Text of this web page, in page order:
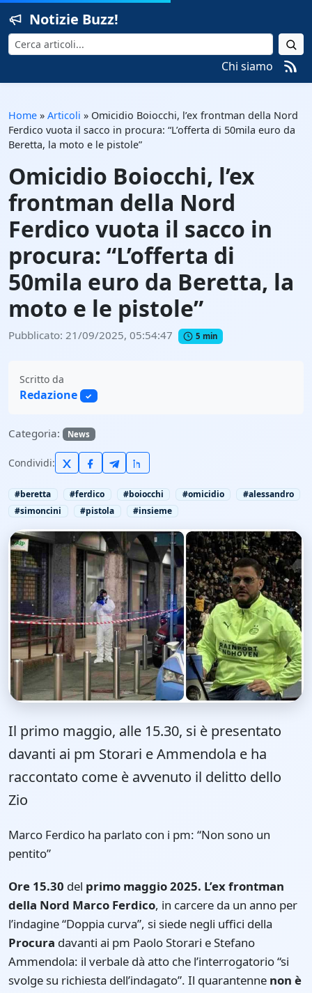
Notizie Buzz!
Cerca
Chi siamo
Home » Articoli » Omicidio Boiocchi, l’ex frontman della Nord
Ferdico vuota il sacco in procura: “L’offerta di 50mila euro da
Beretta, la moto e le pistole”
Omicidio Boiocchi, l’ex
frontman della Nord
Ferdico vuota il sacco in
procura: “L’offerta di
50mila euro da Beretta, la
moto e le pistole”
Pubblicato: 21/09/2025, 05:54:47 5 min
Scritto da
Redazione ✓
Categoria: News
Condividi:
#beretta #ferdico #boiocchi #omicidio
#alessandro
#simoncini
#pistola #insieme
Il primo maggio, alle 15.30, si è presentato
davanti ai pm Storari e Ammendola e ha
raccontato come è avvenuto il delitto dello
Zio
Marco Ferdico ha parlato con i pm: “Non sono un
pentito”
Ore 15.30 del primo maggio 2025. L’ex frontman
della Nord Marco Ferdico, in carcere da un anno per
l’indagine “Doppia curva”, si siede negli uffici della
Procura davanti ai pm Paolo Storari e Stefano
Ammendola: il verbale dà atto che l’interrogatorio “si
svolge su richiesta dell’indagato”. Il quarantenne non è